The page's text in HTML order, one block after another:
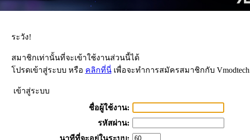
ระวัง!
สมาชิกเท่านั้นที่จะเข้าใช้งานส่วนนี้ได้
โปรดเข้าสู่ระบบ หรือ คลิกที่นี่เพื่อจะทำการสมัครสมาชิกกับ
เข้าสู่ระบบ
ชื่อผู้ใช้งาน:
รหัสผ่าน:
นาทีที่จะอยู่ในระบบ: